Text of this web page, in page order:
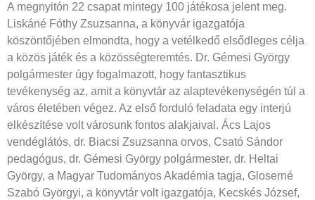
A megnyitón 22 csapat mintegy 100 játékosa jelent meg.
Liskáné Fóthy Zsuzsanna, a könyvár igazgatója
köszöntőjében elmondta, hogy a vetélkedő elsődleges célja
a közös játék és a közösségteremtés. Dr. Gémesi György
polgármester úgy fogalmazott, hogy fantasztikus
tevékenység az, amit a könyvtár az alaptevékenységén túl a
város életében végez. Az első forduló feladata egy interjú
elkészítése volt városunk fontos alakjaival. Ács Lajos
vendéglátós, dr. Biacsi Zsuzsanna orvos, Csató Sándor
pedagógus, dr. Gémesi György polgármester, dr. Heltai
György, a Magyar Tudományos Akadémia tagja, Gloserné
Szabó Györgyi, a könyvtár volt igazgatója, Kecskés József,